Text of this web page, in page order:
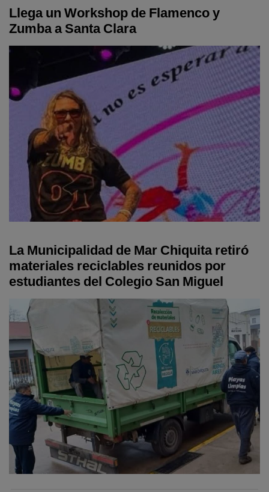
Llega un Workshop de Flamenco y
Zumba a Santa Clara
La Municipalidad de Mar Chiquita retiró
materiales reciclables reunidos por
estudiantes del Colegio San Miguel